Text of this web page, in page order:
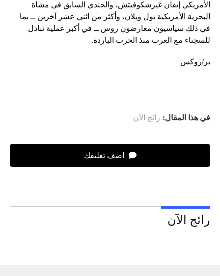
الأمريكي إيفان غيرشكوفيتش، والجندي السابق في مشاة
البحرية الأمريكية بول ويلان، وأكثر من اثني عشر آخرين ــ بما
في ذلك سياسيون معارضون روس ــ في أكبر عملية تبادل
للسجناء مع الغرب منذ الحرب الباردة.
بر/روكس
في هذا المقال: رائج الآن
اضف تعليقك
رائج الآن